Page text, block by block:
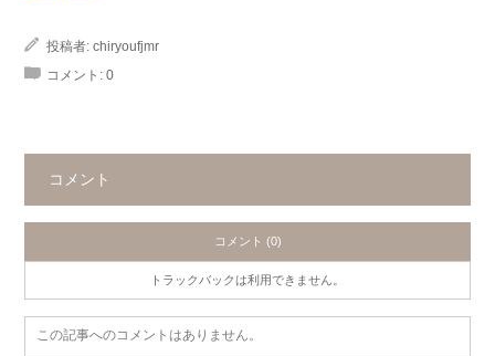
投稿者: chiryoufjmr
コメント: 0
コメント
コメント (0)
トラックバックは利用できません。
この記事へのコメントはありません。